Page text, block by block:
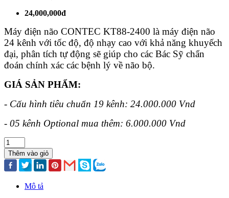
24,000,000đ
Máy điện não CONTEC KT88-2400 là máy điện não
24 kênh với tốc độ, độ nhạy cao với khả năng khuyếch
đại, phân tích tự động sẽ giúp cho các Bác Sỹ chẩn
đoán chính xác các bệnh lý về não bộ.
GIÁ SẢN PHẨM:
- Cấu hình tiêu chuẩn 19 kênh: 24.000.000 Vnd
- 05 kênh Optional mua thêm: 6.000.000 Vnd
Thêm vào giỏ
Mô tả